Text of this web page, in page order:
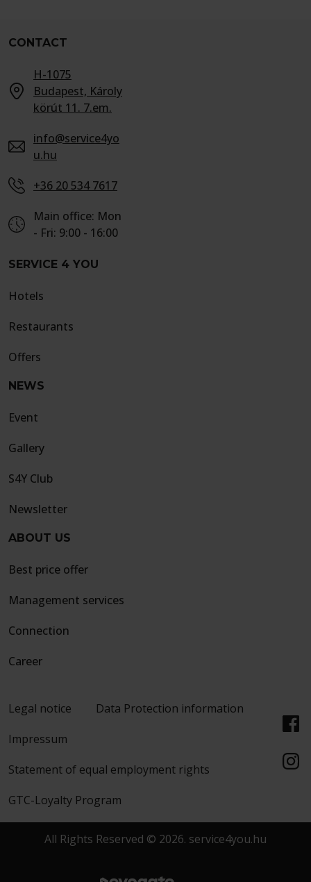
CONTACT
H-1075
Budapest, Károly
körút 11. 7.em.
info@service4yo
u.hu
+36 20 534 7617
Main office: Mon
- Fri: 9:00 - 16:00
SERVICE 4 YOU
Hotels
Restaurants
Offers
NEWS
Event
Gallery
S4Y Club
Newsletter
ABOUT US
Best price offer
Management services
Connection
Career
Legal notice
Data Protection information
Impressum
Statement of equal employment rights
GTC-Loyalty Program
All Rights Reserved © 2026. service4you.hu